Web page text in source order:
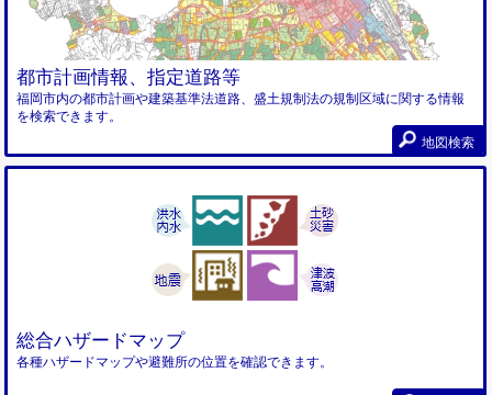
都市計画情報、指定道路等
福岡市内の都市計画や建築基準法道路、盛土規制法の規制区域に関する情報
を検索できます。
地図検索
総合ハザードマップ
各種ハザードマップや避難所の位置を確認できます。